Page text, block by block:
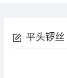
平头锣丝